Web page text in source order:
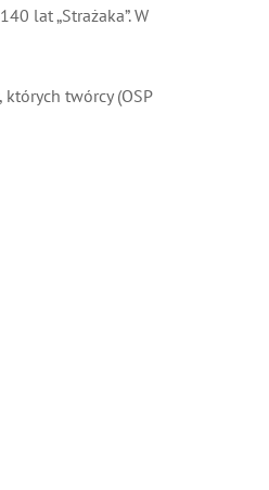
lat „Strażaka”. W
twórcy (OSP